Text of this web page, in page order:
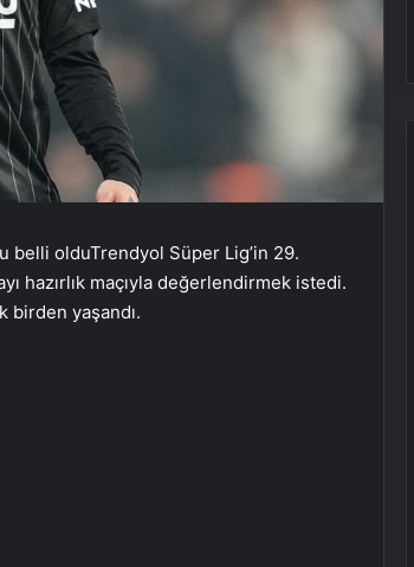
belli olduTrendyol Süper Lig’in 29.
hazırlık maçıyla değerlendirmek istedi.
birden yaşandı.